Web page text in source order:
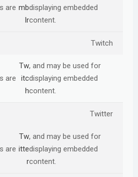
are mb
lr
displaying embedded
content.
Twitch
are
Tw
itc
h
, and may be used for
displaying embedded
content.
Twitter
are
Tw
itte
r
, and may be used for
displaying embedded
content.